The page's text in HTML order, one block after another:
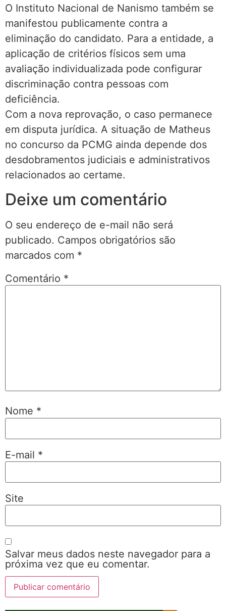
O Instituto Nacional de Nanismo também se
manifestou publicamente contra a
eliminação do candidato. Para a entidade, a
aplicação de critérios físicos sem uma
avaliação individualizada pode configurar
discriminação contra pessoas com
deficiência.
Com a nova reprovação, o caso permanece
em disputa jurídica. A situação de Matheus
no concurso da PCMG ainda depende dos
desdobramentos judiciais e administrativos
relacionados ao certame.
Deixe um comentário
O seu endereço de e-mail não será
publicado. Campos obrigatórios são
marcados com *
Comentário *
Nome *
E-mail *
Site
Salvar meus dados neste navegador para a
próxima vez que eu comentar.